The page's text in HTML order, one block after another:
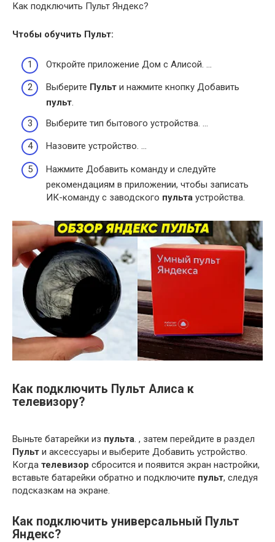
Как подключить Пульт Яндекс?
Чтобы обучить Пульт:
Откройте приложение Дом с Алисой. …
Выберите Пульт и нажмите кнопку Добавить
пульт.
Выберите тип бытового устройства. …
Назовите устройство. …
Нажмите Добавить команду и следуйте
рекомендациям в приложении, чтобы записать
ИК-команду с заводского пульта устройства.
Как подключить Пульт Алиса к
телевизору?
Выньте батарейки из пульта. , затем перейдите в раздел
Пульт и аксессуары и выберите Добавить устройство.
Когда телевизор сбросится и появится экран настройки,
вставьте батарейки обратно и подключите пульт, следуя
подсказкам на экране.
Как подключить универсальный Пульт
Яндекс?